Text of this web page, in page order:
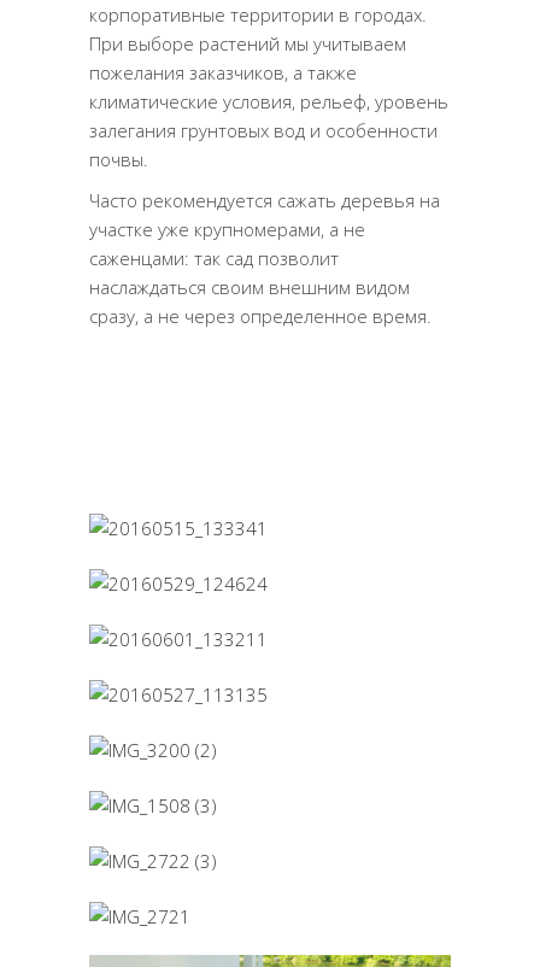
корпоративные территории в городах.
При выборе растений мы учитываем
пожелания заказчиков, а также
климатические условия, рельеф, уровень
залегания грунтовых вод и особенности
почвы.
Часто рекомендуется сажать деревья на
участке уже крупномерами, а не
саженцами: так сад позволит
наслаждаться своим внешним видом
сразу, а не через определенное время.